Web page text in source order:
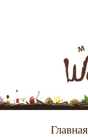
Главная